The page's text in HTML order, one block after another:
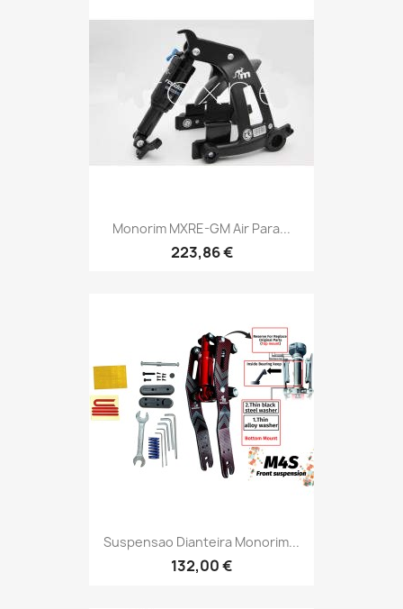
Monorim MXRE-GM Air Para...
223,86 €
Suspensao Dianteira Monorim...
132,00 €